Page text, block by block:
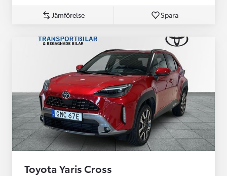
Jämförelse Spara
Toyota Yaris Cross